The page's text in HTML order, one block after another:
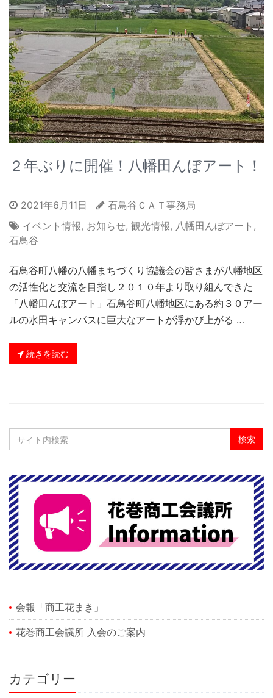
２年ぶりに開催！八幡田んぼアート！
2021年6月11日
石鳥谷ＣＡＴ事務局
イベント情報, お知らせ, 観光情報, 八幡田んぼアート ,
石鳥谷
石鳥谷町八幡の八幡まちづくり協議会の皆さまが八幡地区
の活性化と交流を目指し２０１０年より取り組んできた
「八幡田んぼアート」石鳥谷町八幡地区にある約３０アー
ルの水田キャンパスに巨大なアートが浮かび上がる …
続きを読む
会報「商工花まき」
花巻商工会議所 入会のご案内
カテゴリー